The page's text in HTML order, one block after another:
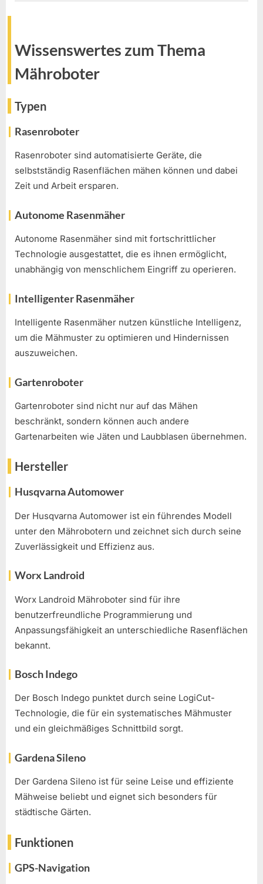
Wissenswertes zum Thema
Mähroboter
Typen
Rasenroboter
Rasenroboter sind automatisierte Geräte, die
selbstständig Rasenflächen mähen können und dabei
Zeit und Arbeit ersparen.
Autonome Rasenmäher
Autonome Rasenmäher sind mit fortschrittlicher
Technologie ausgestattet, die es ihnen ermöglicht,
unabhängig von menschlichem Eingriff zu operieren.
Intelligenter Rasenmäher
Intelligente Rasenmäher nutzen künstliche Intelligenz,
um die Mähmuster zu optimieren und Hindernissen
auszuweichen.
Gartenroboter
Gartenroboter sind nicht nur auf das Mähen
beschränkt, sondern können auch andere
Gartenarbeiten wie Jäten und Laubblasen übernehmen.
Hersteller
Husqvarna Automower
Der Husqvarna Automower ist ein führendes Modell
unter den Mährobotern und zeichnet sich durch seine
Zuverlässigkeit und Effizienz aus.
Worx Landroid
Worx Landroid Mähroboter sind für ihre
benutzerfreundliche Programmierung und
Anpassungsfähigkeit an unterschiedliche Rasenflächen
bekannt.
Bosch Indego
Der Bosch Indego punktet durch seine LogiCut-
Technologie, die für ein systematisches Mähmuster
und ein gleichmäßiges Schnittbild sorgt.
Gardena Sileno
Der Gardena Sileno ist für seine Leise und effiziente
Mähweise beliebt und eignet sich besonders für
städtische Gärten.
Funktionen
GPS-Navigation